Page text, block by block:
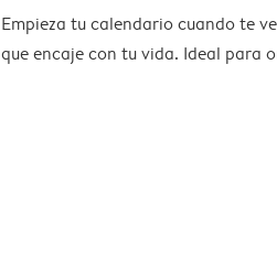
Empieza tu calendario cuando te
que encaje con tu vida. Ideal para